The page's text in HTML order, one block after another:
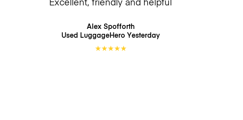
Alex Spofforth
Used LuggageHero Yesterday
★★★★★